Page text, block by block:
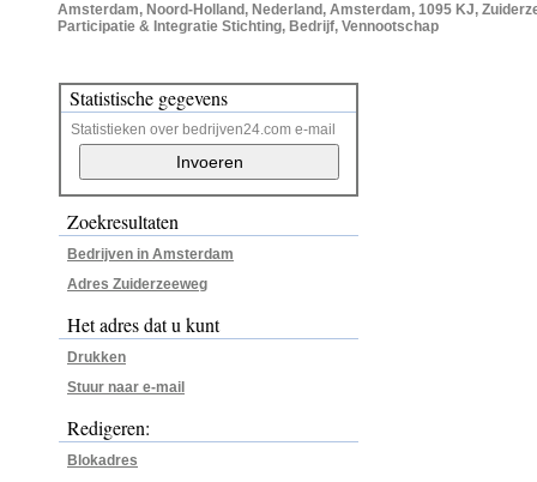
Amsterdam, Noord-Holland, Nederland, Amsterdam, 1095 KJ,
Participatie & Integratie Stichting, Bedrijf, Vennootschap
Statistische gegevens
Statistieken over bedrijven24.com e-mail
Zoekresultaten
Bedrijven in Amsterdam
Adres Zuiderzeeweg
Het adres dat u kunt
Drukken
Stuur naar e-mail
Redigeren:
Blokadres